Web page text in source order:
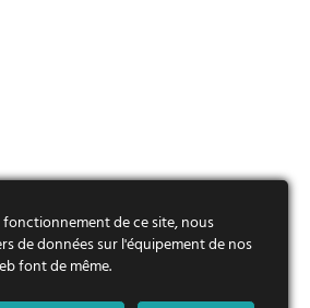
de ce site, nous
de données sur l'équipement de nos
font de même.